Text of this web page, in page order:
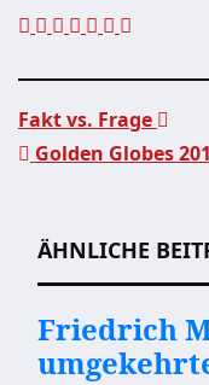
Fakt vs. Frage
Golden Globes
ÄHNLICHE
Friedrich